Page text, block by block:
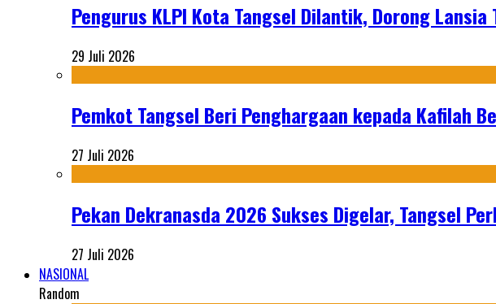
Pengurus KLPI Kota Tangsel Dilantik, Dorong
29 Juli 2026
Pemkot Tangsel Beri Penghargaan kepada Kafilah
27 Juli 2026
Pekan Dekranasda 2026 Sukses Digelar, Tangsel
27 Juli 2026
NASIONAL
Random